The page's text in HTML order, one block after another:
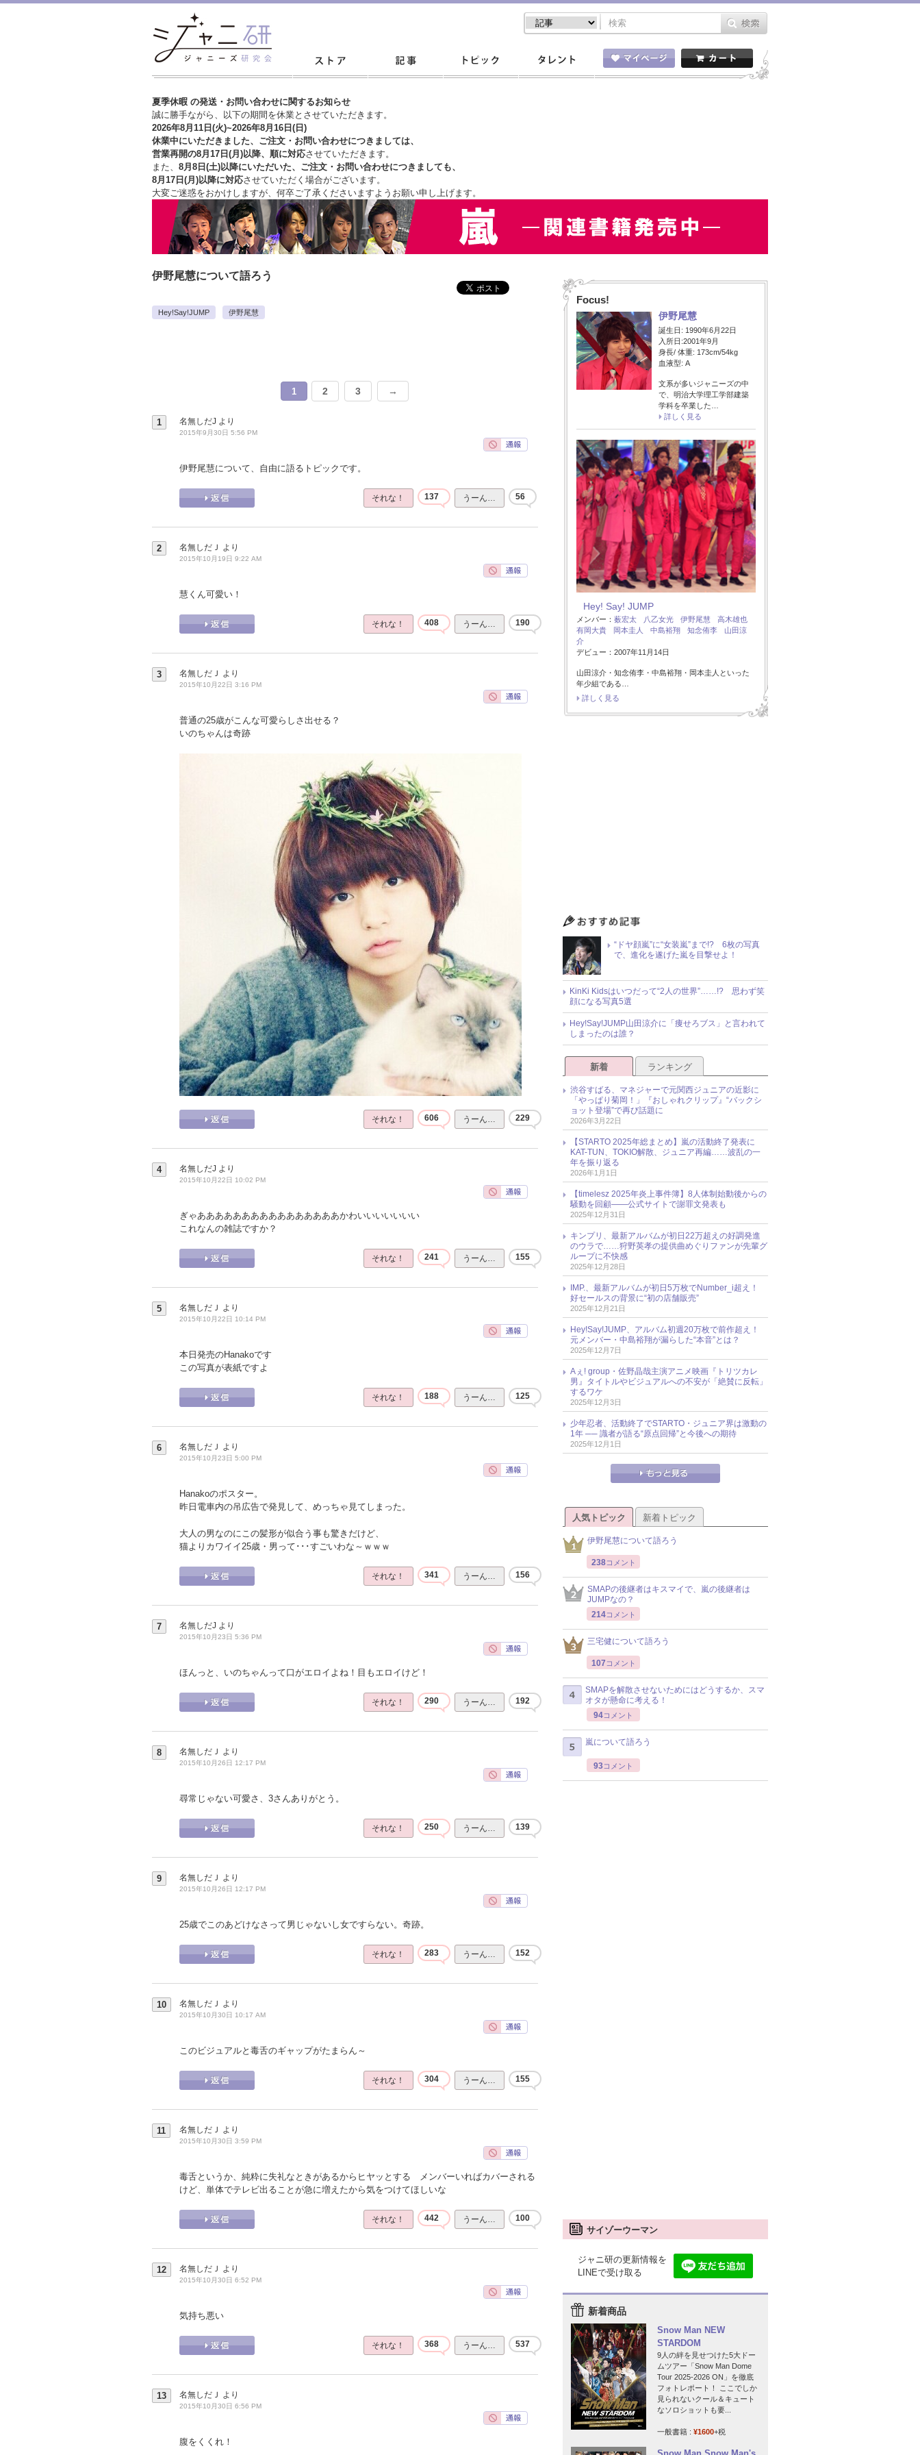
夏季休暇 の発送・お問い合わせに関するお知らせ
誠に勝手ながら、以下の期間を休業とさせていただきます。
2026年8月11日(火)~2026年8月16日(日)
休業中にいただきました、ご注文・お問い合わせにつきましては、
営業再開の8月17日(月)以降、順に対応させていただきます。
また、 8月8日(土)以降にいただいた、ご注文・ お問い合わせにつきましても、
8月17日(月)以降に対応させていただく場合がございます。
大変ご迷惑をおかけしますが、 何卒ご了承くださいますようお願い申し上げます。
伊野尾慧について語ろう
Hey!Say!JUMP 伊野尾慧
1 2 3 →
1 名無しだJ より
2015年9月30日 5:56 PM
伊野尾慧について、自由に語るトピックです。
それな！ 137 うーん… 56
2 名無しだＪ より
2015年10月19日 9:22 AM
慧くん可愛い！
それな！ 408 うーん… 190
3 名無しだＪ より
2015年10月22日 3:16 PM
普通の25歳がこんな可愛らしさ出せる？
いのちゃんは奇跡
それな！ 606 うーん… 229
4 名無しだJ より
2015年10月22日 10:02 PM
ぎゃああああああああああああああああかわいいいいいいい
これなんの雑誌ですか？
それな！ 241 うーん… 155
5 名無しだＪ より
2015年10月22日 10:14 PM
本日発売のHanakoです
この写真が表紙ですよ
それな！ 188 うーん… 125
6 名無しだＪ より
2015年10月23日 5:00 PM
Hanakoのポスター。
昨日電車内の吊広告で発見して、めっちゃ見てしまった。
大人の男なのにこの髪形が似合う事も驚きだけど、
猫よりカワイイ25歳・男って･･･すごいわな～ｗｗｗ
それな！ 341 うーん… 156
7 名無しだJ より
2015年10月23日 5:36 PM
ほんっと、いのちゃんって口がエロイよね！目もエロイけど！
それな！ 290 うーん… 192
8 名無しだＪ より
2015年10月26日 12:17 PM
尋常じゃない可愛さ、3さんありがとう。
それな！ 250 うーん… 139
9 名無しだＪ より
2015年10月26日 12:17 PM
25歳でこのあどけなさって男じゃないし女ですらない。奇跡。
それな！ 283 うーん… 152
10 名無しだＪ より
2015年10月30日 10:17 AM
このビジュアルと毒舌のギャップがたまらん～
それな！ 304 うーん… 155
11 名無しだＪ より
2015年10月30日 3:59 PM
毒舌というか、純粋に失礼なときがあるからヒヤッとする メンバーいればカバーされる
けど、単体でテレビ出ることが急に増えたから気をつけてほしいな
それな！ 442 うーん… 100
12 名無しだＪ より
2015年10月30日 6:52 PM
気持ち悪い
それな！ 368 うーん… 537
13 名無しだＪ より
2015年10月30日 6:56 PM
腹をくくれ！
Focus!
伊野尾慧
誕生日: 1990年6月22日
入所日:2001年9月
身長/ 体重: 173cm/54kg
血液型: A
文系が多いジャニーズの中
で、明治大学理工学部建築
学科を卒業した…
詳しく見る
Hey! Say! JUMP
メンバー： 薮宏太 八乙女光 伊野尾慧
高木雄也
有岡大貴
岡本圭人 中島裕翔 知念侑李
山田涼
介
デビュー：2007年11月14日
山田涼介・知念侑李・中島裕翔・岡本圭人といった
年少組である…
詳しく見る
“ドヤ顔嵐”に“女装嵐”まで!? 6枚の写真
で、進化を遂げた嵐を目撃せよ！
KinKi Kidsはいつだって“2人の世界”……!? 思わず笑
顔になる写真5選
Hey!Say!JUMP山田涼介に「痩せろブス」と言われて
しまったのは誰？
新着 ランキング
渋谷すばる、マネジャーで元関西ジュニアの近影に
「やっぱり菊岡！」『おしゃれクリップ』“バックシ
ョット登場”で再び話題に
2026年3月22日
【STARTO 2025年総まとめ】嵐の活動終了発表に
KAT-TUN、TOKIO解散、ジュニア再編……波乱の一
年を振り返る
2026年1月1日
【timelesz 2025年炎上事件簿】8人体制始動後からの
騒動を回顧――公式サイトで謝罪文発表も
2025年12月31日
キンプリ、最新アルバムが初日22万超えの好調発進
のウラで……狩野英孝の提供曲めぐりファンが先輩グ
ループに不快感
2025年12月28日
IMP.、最新アルバムが初日5万枚でNumber_i超え！
好セールスの背景に“初の店舗販売”
2025年12月21日
Hey!Say!JUMP、アルバム初週20万枚で前作超え！
元メンバー・中島裕翔が漏らした“本音”とは？
2025年12月7日
Aぇ! group・佐野晶哉主演アニメ映画『トリツカレ
男』タイトルやビジュアルへの不安が「絶賛に反転」
するワケ
2025年12月3日
少年忍者、活動終了でSTARTO・ジュニア界は激動の
1年 ── 識者が語る“原点回帰”と今後への期待
2025年12月1日
人気トピック 新着トピック
伊野尾慧について語ろう
238コメント
SMAPの後継者はキスマイで、嵐の後継者は
JUMPなの？
214コメント
三宅健について語ろう
107 コメント
SMAPを解散させないためにはどうするか、スマ
オタが懸命に考える！
94コメント
嵐について語ろう
93コメント
サイゾーウーマン
ジャニ研の更新情報を
LINEで受け取る
新着商品
Snow Man NEW
STARDOM
9人の絆を見せつけた5大ドー
ムツアー「Snow Man Dome
Tour 2025-2026 ON」を徹底
フォトレポート！ ここでしか
見られないクール＆キュート
なソロショットも要...
一般書籍 : ¥1600+税